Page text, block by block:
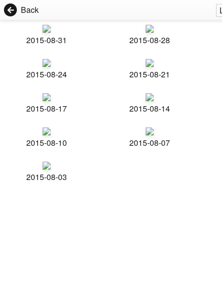
Back
2015-08-31 2015-08-28
2015-08-24 2015-08-21
2015-08-17 2015-08-14
2015-08-10 2015-08-07
2015-08-03